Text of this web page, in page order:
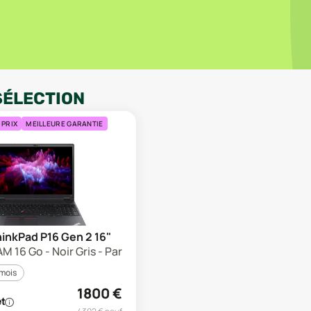
MEILLEURE GARANTIE
P16 Gen 2 16"
16 Go - Noir Gris - Parfait état
1800€